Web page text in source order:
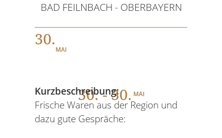
BAD FEILNBACH - OBERBAYERN
30.
MAI
30. - 30. MAI
Kurzbeschreibung:
Frische Waren aus der Region und
dazu gute Gespräche: